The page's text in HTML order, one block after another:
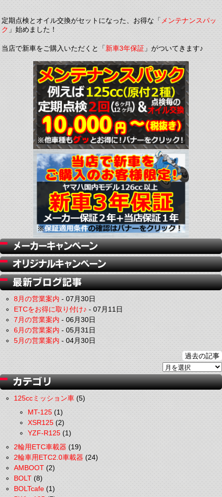
定期点検とオイル交換がセットになった、お得な「メンテナンスパッ
ク」始めました！
当店で新車をご購入いただくと「新車3年保証」がついてきます♪
8月の営業案内-07月30日
ETCをお得に取り付け♪-07月11日
7月の営業案内-06月30日
6月の営業案内-05月31日
5月の営業案内-04月30日
過去の記事
125ccミッション車(5)
MT-125(1)
XSR125(2)
YZF-R125(1)
2輪用ETC車載器(19)
2輪車用ETC2.0車載器(24)
AMBOOT(2)
BOLT(8)
BOLTcafe(1)